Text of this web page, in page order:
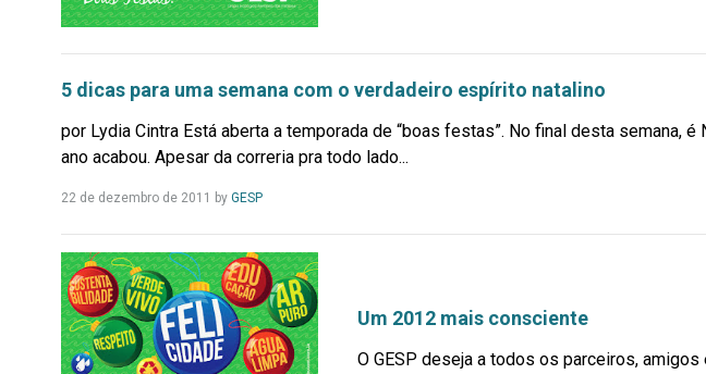
5 dicas para uma semana com o verdadeiro espírito natalino
por Lydia Cintra Está aberta a temporada de “boas festas”. No final desta semana, é
ano acabou. Apesar da correria pra todo lado...
22 de dezembro de 2011 by GESPLeia
Um 2012 mais consciente
O GESP deseja a todos os parceiros,